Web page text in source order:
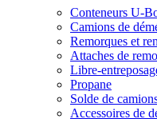
Conteneurs U-
Camions de
Remorques et
Attaches de
Libre-
Propane
Solde de
Accessoires de